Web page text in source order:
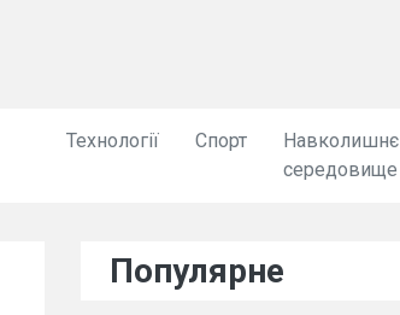
Технології Спорт
Навколишнє
середовище
Популярне